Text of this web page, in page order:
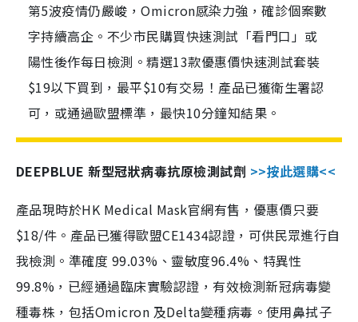
第5波疫情仍嚴峻，Omicron感染力強，確診個案數
字持續高企。不少市民購買快速測試「看門口」或
陽性後作每日檢測。精選13款優惠價快速測試套裝
$19以下買到，最平$10有交易！產品已獲衛生署認
可，或通過歐盟標準，最快10分鐘知結果。
DEEPBLUE 新型冠狀病毒抗原檢測試劑 >>按此選購<<
產品現時於HK Medical Mask官網有售，優惠價只要
$18/件。產品已獲得歐盟CE1434認證，可供民眾進行自
我檢測。準確度 99.03%、靈敏度96.4%、特異性
99.8%，已經通過臨床實驗認證，有效檢測新冠病毒變
種毒株，包括Omicron 及Delta變種病毒。使用鼻拭子